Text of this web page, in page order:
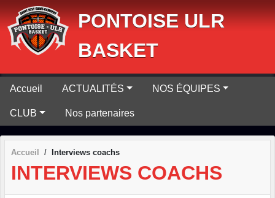
PONTOISE ULR
BASKET
Accueil ACTUALITÉS NOS ÉQUIPES
CLUB Nos partenaires
Accueil Interviews coachs
INTERVIEWS COACHS
Panneau de gestion des cookies